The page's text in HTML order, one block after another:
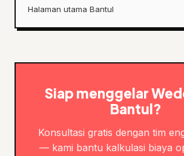
Halaman utama Bantul
Siap menggelar
Bantul?
Konsultasi gratis dengan tim
— kami bantu kalkulasi biaya